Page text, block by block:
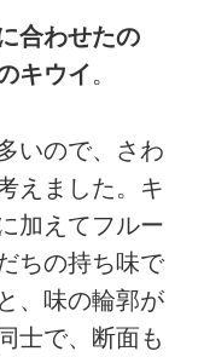
合わせたの
キウイ。
いので、さわ
えました。キ
加えてフルー
ちの持ち味で
、味の輪郭が
士で、断面も